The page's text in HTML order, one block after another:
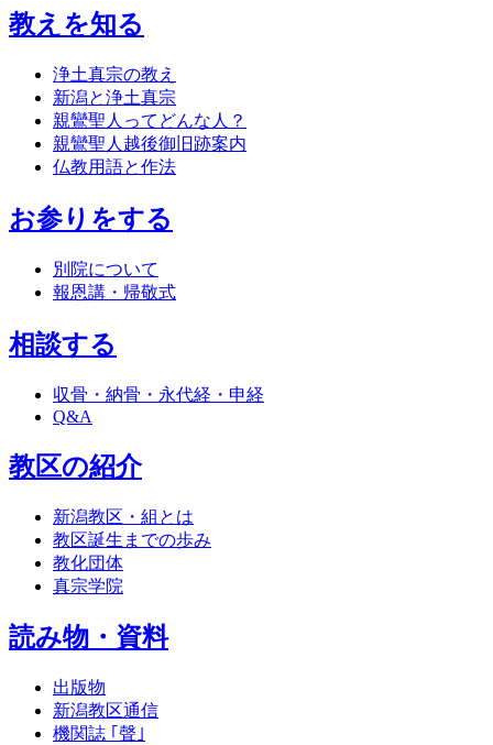
教えを知る
浄土真宗の教え
新潟と浄土真宗
親鸞聖人ってどんな人？
親鸞聖人越後御旧跡案内
仏教用語と作法
お参りをする
別院について
報恩講・帰敬式
相談する
収骨・納骨・永代経・申経
Q&A
教区の紹介
新潟教区・組とは
教区誕生までの歩み
教化団体
真宗学院
読み物・資料
出版物
新潟教区通信
機関誌 ｢聲｣